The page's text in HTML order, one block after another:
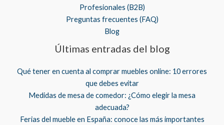
Profesionales (B2B)
Preguntas frecuentes (FAQ)
Blog
Últimas entradas del blog
Qué tener en cuenta al comprar muebles online: 10 errores
que debes evitar
Medidas de mesa de comedor: ¿Cómo elegir la mesa
adecuada?
Ferias del mueble en España: conoce las más importantes